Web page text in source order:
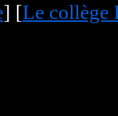
] [Le collège